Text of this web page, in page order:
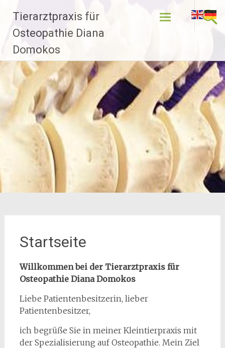
Inhalt
springen
Tierarztpraxis für
Osteopathie Diana
Domokos
Startseite
Willkommen bei der Tierarztpraxis für
Osteopathie Diana Domokos
Liebe Patientenbesitzerin, lieber
Patientenbesitzer,
ich begrüße Sie in meiner Kleintierpraxis mit
der Spezialisierung auf Osteopathie. Mein Ziel